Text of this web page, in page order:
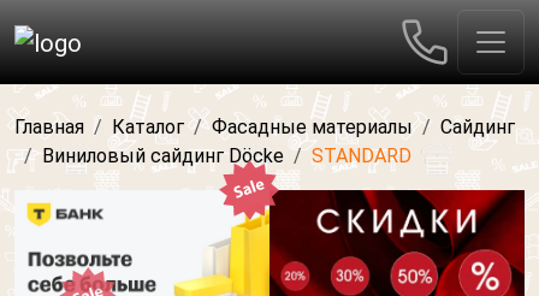
Главная Каталог Фасадные материалы
Сайдинг
Виниловый сайдинг Döcke
STANDARD